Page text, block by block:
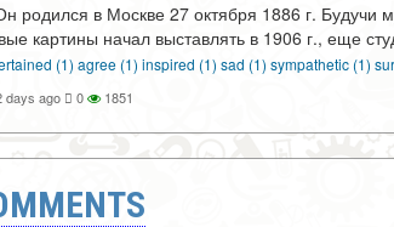
родился в Москве 27 октября 1886 г. Будучи
картины начал выставлять в 1906 г., еще
(1) agree (1) inspired (1) sad (1) sympathetic (1)
days ago 0 1851